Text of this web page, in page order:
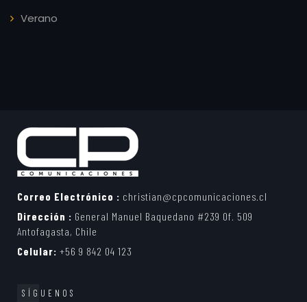
Verano
Correo Electrónico : christian@cpcomunicaciones.cl
Dirección : General Manuel Baquedano #239 Of. 509
Antofagasta, Chile
Celular: +56 9 842 04 123
SÍGUENOS